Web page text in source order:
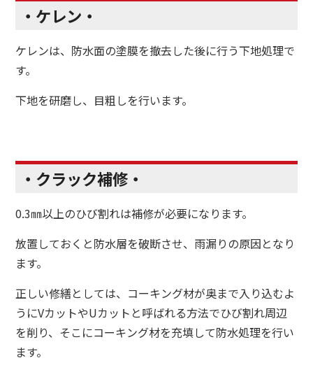
・ケレン・
ケレンは、防水面の塗膜を撤去した後に行う下地処理で
す。
下地を研磨し、目粗しを行います。
・クラック補修・
0.3㎜以上のひび割れは補修が必要になります。
放置しておくと防水層を破断させ、雨漏りの原因となり
ます。
正しい修繕としては、コーキング材が奥まで入り込むよ
うにVカットやUカットと呼ばれる方法でひび割れ周辺
を削り、そこにコーキング材を充填して防水処理を行い
ます。